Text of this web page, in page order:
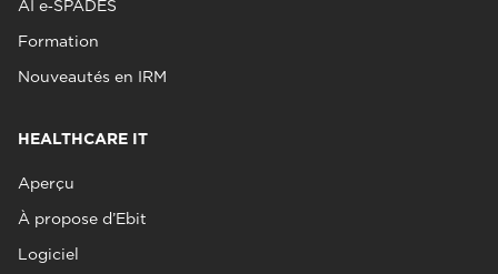
AI e‑SPADES
Formation
Nouveautés en IRM
HEALTHCARE IT
Aperçu
À propose d’Ebit
Logiciel